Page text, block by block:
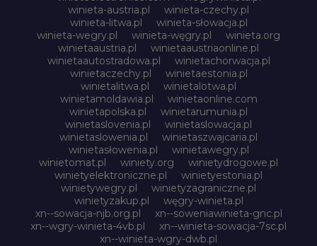
winieta-austria.pl
winieta-czechy.pl
winieta-litwa.pl
winieta-słowacja.pl
winieta-wegry.pl
winieta-węgry.pl
winieta.org
winietaaustria.pl
winietaaustriaonline.pl
winietaautostradowa.pl
winietachorwacja.pl
winietaczechy.pl
winietaestonia.pl
winietalitwa.pl
winietalotwa.pl
winietamoldawia.pl
winietaonline.com
winietapolska.pl
winietarumunia.pl
winietaslovenia.pl
winietaslowacja.pl
winietaslowenia.pl
winietaszwajcaria.pl
winietasłowenia.pl
winietawegry.pl
winietomat.pl
winiety.org
winietydrogowe.pl
winietyelektroniczne.pl
winietyestonia.pl
winietywegry.pl
winietyzagraniczne.pl
winietyzakup.pl
węgry-winieta.pl
xn--sowacja-njb.org.pl
xn--soweniawinieta-gnc.pl
xn--wgry-winieta-4vb.pl
xn--winieta-sowacja-7sc.pl
xn--winieta-wgry-dwb.pl